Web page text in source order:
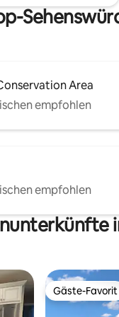
Area
empfohlen
empfohlen
Gäste-Favorit
Gäste-Favorit